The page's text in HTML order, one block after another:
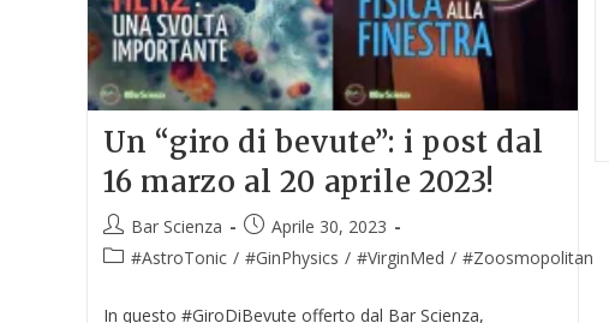
Un “giro di bevute”: i post dal
16 marzo al 20 aprile 2023!
Bar Scienza
Aprile 30, 2023
#AstroTonic / #GinPhysics / #VirginMed / #Zoosmopolitan
In questo #GiroDiBevute offerto dal Bar Scienza,